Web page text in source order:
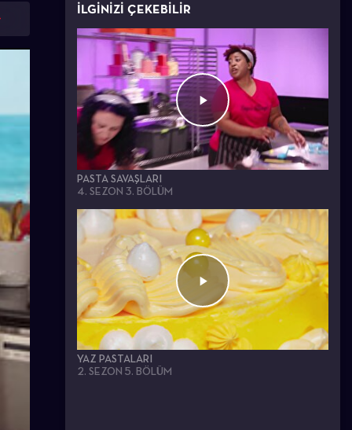
İLGİNİZİ ÇEKEBİLİR
PASTA SAVAŞLARI
4. SEZON 3. BÖLÜM
YAZ PASTALARI
2. SEZON 5. BÖLÜM